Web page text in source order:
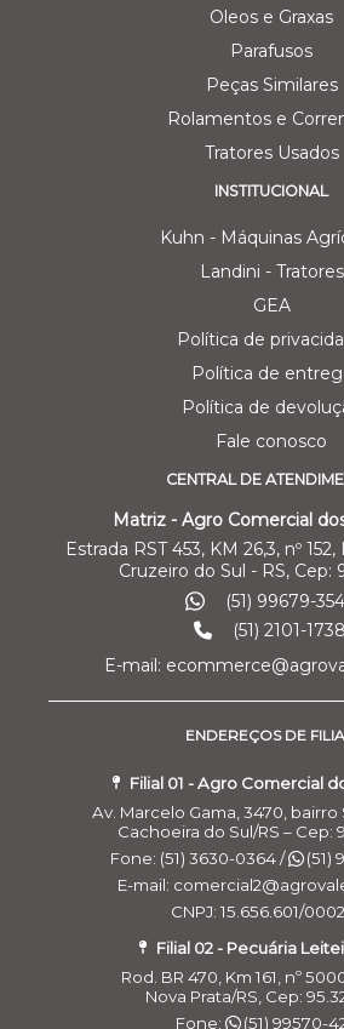
Oleos e Graxas
Parafusos
Peças Similares
Rolamentos e
Tratores Usados
INSTITUCIONAL
Kuhn - Máquinas
Landini - Tratores
GEA
Política de
Política de
Política de
Fale conosco
CENTRAL DE
Matriz - Agro Comercial
Estrada RST 453, KM 26,3, nº
Cruzeiro do Sul - RS, Cep:
(51) 99679-
(51) 2101-1738
E-mail:
ENDEREÇOS DE
Filial 01 - Agro Comercial
Av. Marcelo Gama, 3470,
Cachoeira do Sul/RS – Cep:
Fone: (51) 3630-0364 /
(51)
E-mail:
CNPJ: 15.656.601/
Filial 02 - Pecuária
Rod. BR 470, Km 161, nº
Nova Prata/RS, Cep:
Fone:
(51) 99570-